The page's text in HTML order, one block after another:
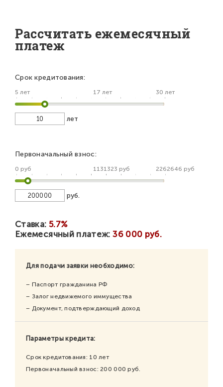
Рассчитать ежемесячный
платеж
Срок кредитования:
5 лет 17 лет 30 лет
лет
Первоначальный взнос:
0 руб 1131323 руб 2262646 руб
руб.
Ставка: 5.7%
Ежемесячный платеж:36 000 руб.
Для подачи заявки необходимо:
– Паспорт гражданина РФ
– Залог недвижемого иммущества
– Документ, подтверждающий доход
Параметры кредита:
Срок кредитования: 10 лет
Первоначальный взнос: 200 000 руб.